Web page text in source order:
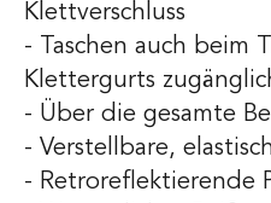
Klettverschluss
- Taschen auch beim
Klettergurts
- Über die gesamte
- Verstellbare,
- Retroreflektierende